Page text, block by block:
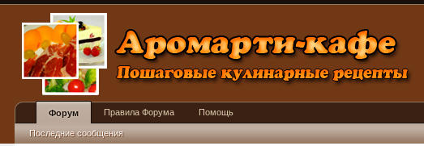
Форум
Последние сообщения
Правила Форума Помощь